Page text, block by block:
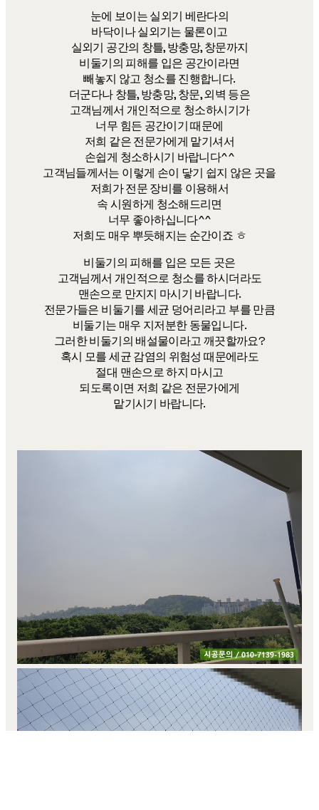
눈에 보이는 실외기 베란다의
바닥이나 실외기는 물론이고
실외기 공간의 창틀, 방충망, 창문까지
비둘기의 피해를 입은 공간이라면
빼놓지 않고 청소를 진행합니다.
더군다나 창틀, 방충망, 창문, 외벽 등은
고객님께서 개인적으로 청소하시기가
너무 힘든 공간이기 때문에
저희 같은 전문가에게 맡기셔서
손쉽게 청소하시기 바랍니다^^
고객님들께서는 이렇게 손이 닿기 쉽지 않은 곳을
저희가 전문 장비를 이용해서
속 시원하게 청소해드리면
너무 좋아하십니다^^
저희도 매우 뿌듯해지는 순간이죠 ㅎ
​비둘기의 피해를 입은 모든 곳은
고객님께서 개인적으로 청소를 하시더라도
맨손으로 만지지 마시기 바랍니다.
전문가들은 비둘기를 세균 덩어리라고 부를 만큼
비둘기는 매우 지저분한 동물입니다.
그러한 비둘기의 배설물이라고 깨끗할까요?
혹시 모를 세균 감염의 위험성 때문에라도
절대 맨손으로 하지 마시고
되도록이면 저희 같은 전문가에게
맡기시기 바랍니다.